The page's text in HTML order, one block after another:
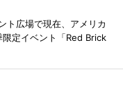
ト広場で現在、アメリカ
定イベント「Red Brick